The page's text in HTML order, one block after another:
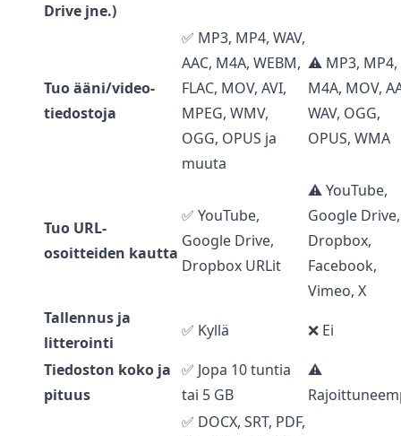
Drive jne.)
Tuo ääni/video-
tiedostoja
✅ MP3, MP4, WAV,
AAC, M4A, WEBM,
FLAC, MOV, AVI,
MPEG, WMV,
OGG, OPUS ja
muuta
⚠️ MP3, MP4,
M4A, MOV,
WAV, OGG,
OPUS, WMA
Tuo URL-
osoitteiden kautta
✅ YouTube,
Google Drive,
Dropbox URLit
⚠️ YouTube,
Google Drive,
Dropbox,
Facebook,
Vimeo, X
Tallennus ja
litterointi
✅ Kyllä
❌ Ei
Tiedoston koko ja
pituus
✅ Jopa 10 tuntia
tai 5 GB
⚠️
✅ DOCX, SRT, PDF,